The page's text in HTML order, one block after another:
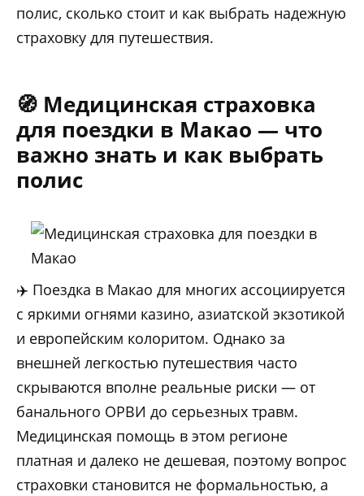
полис, сколько стоит и как выбрать надежную
страховку для путешествия.
🧭 Медицинская страховка
для поездки в Макао — что
важно знать и как выбрать
полис
✈️ Поездка в Макао для многих ассоциируется
с яркими огнями казино, азиатской экзотикой
и европейским колоритом. Однако за
внешней легкостью путешествия часто
скрываются вполне реальные риски — от
банального ОРВИ до серьезных травм.
Медицинская помощь в этом регионе
платная и далеко не дешевая, поэтому вопрос
страховки становится не формальностью, а